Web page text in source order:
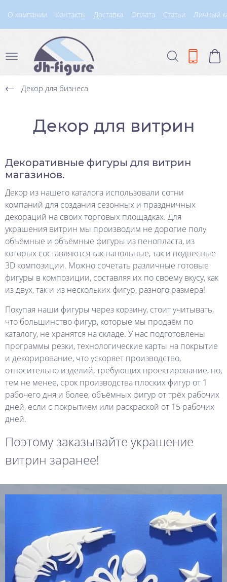
О компании Контакты Доставка Оплата Статьи Личный
Декор для бизнеса
Декор для витрин
Декоративные фигуры для витрин
магазинов.
Декор из нашего каталога использовали сотни
компаний для создания сезонных и праздничных
декораций на своих торговых площадках. Для
украшения витрин мы производим не дорогие полу
объёмные и объёмные фигуры из пенопласта, из
которых составляются как напольные, так и подвесные
3D композиции. Можно сочетать различные готовые
фигуры в композиции, составляя их по своему вкусу, как
из двух, так и из нескольких фигур, разного размера!
Покупая наши фигуры через корзину, стоит учитывать,
что большинство фигур, которые мы продаём по
каталогу, не хранятся на складе. У нас подготовлены
программы резки, технологические карты на покрытие
и декорирование, что ускоряет производство,
относительно изделий, требующих проектирование, но,
тем не менее, срок производства плоских фигур от 1
рабочего дня и более, объёмных фигур от трёх рабочих
дней, если с покрытием или раскраской от 15 рабочих
дней.
Поэтому заказывайте украшение
витрин заранее!